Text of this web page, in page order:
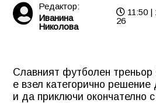
Редактор:
Иванина
Николова
11:50 |
26
Славният футболен
е взел категорично решение
и да приключи окончателно